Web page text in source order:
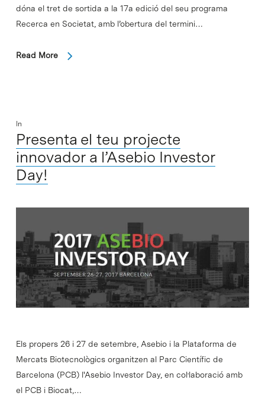
dóna el tret de sortida a la 17a edició del seu programa
Recerca en Societat, amb l’obertura del termini…
Read More
In
Presenta el teu projecte
innovador a l’Asebio Investor
Day!
Els propers 26 i 27 de setembre, Asebio i la Plataforma de
Mercats Biotecnològics organitzen al Parc Científic de
Barcelona (PCB) l'Asebio Investor Day, en col·laboració amb
el PCB i Biocat,…